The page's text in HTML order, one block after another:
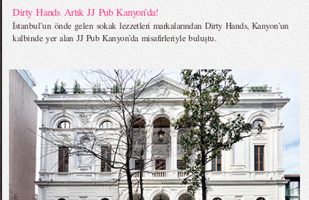
Dirty Hands Artık JJ Pub Kanyon’da!
İstanbul’un önde gelen sokak lezzetleri markalarından Dirty Hands, Kanyon’un
kalbinde yer alan JJ Pub Kanyon’da misafirleriyle buluştu.